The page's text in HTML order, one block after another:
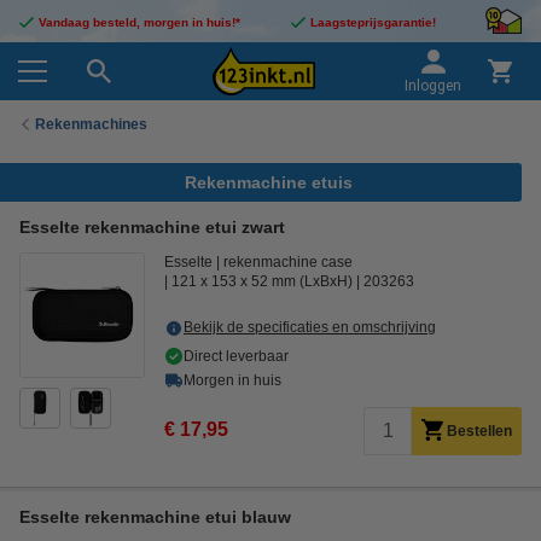
Vandaag besteld, morgen in huis!* Laagsteprijsgarantie!
Inloggen
Rekenmachines
Rekenmachine etuis
Esselte rekenmachine etui zwart
Esselte
rekenmachine case
121 x 153 x 52 mm (LxBxH)
203263
Bekijk de specificaties en omschrijving
Direct leverbaar
Morgen in huis
€ 17,95 Bestellen
Esselte rekenmachine etui blauw